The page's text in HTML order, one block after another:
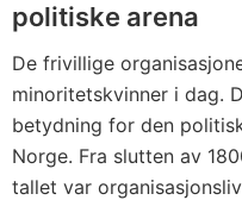
politiske arena
De frivillige
minoritetskvinner i dag.
betydning for den
Norge. Fra slutten av
tallet var